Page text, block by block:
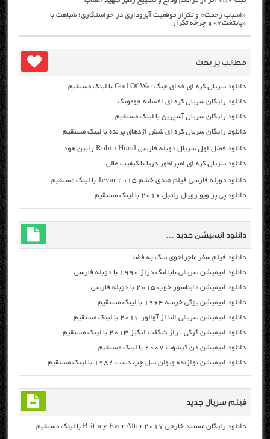
«اسباب زحمت» و تکرار موقعیت آبروداری در خواستگاری؛ شباهت با
«پایتخت۷» و چرخه تکرار
مطالب پر بحث
دانلود سریال کره ای خدای جنگ God Of War با لینک مستقیم
دانلود رایگان سریال کره ای افسانه جومونگ
دانلود رایگان سریال آسپرین با لینک مستقیم
دانلود رایگان سریال کره ای شش اژدهای پرنده با لینک مستقیم
دانلود فصل اول سریال دوبله فارسی Robin Hood رابین هود
دانلود سریال کره ای امپراطور دریا با کیفیت عالی
دانلود دوبله فارسی فیلم هندی خشم Tevar ۲۰۱۵ با لینک مستقیم
دانلود پی پر ویو رویال رامبل ۲۰۱۶ با لینک مستقیم
دانلود انیمیشن جدید …
دانلود فیلم سفر ماجراجوی سگ به فضا
دانلود انیمیشن سریالی بابا لنگ دراز ۱۹۹۰ با دوبله فارسی
دانلود انیمیشن دایناسور خوب ۲۰۱۵ با دوبله فارسی
دانلود انیمیشن یوگی خرسه ۱۹۶۴ با لینک مستقیم
دانلود انیمیشن سریالی النا از آوالور ۲۰۱۶ با لینک مستقیم
دانلود انیمیشن گرگی ، راز شگفت انگیز ۲۰۱۳ با لینک مستقیم
دانلود انیمیشن دن کیشوت ۲۰۰۷ با لینک مستقیم
دانلود انیمیشن نوازنده ویولن سل چپ دست ۱۹۸۲ با لینک مستقیم
فیلم سریال جدید
دانلود رایگان مسنتد خارجی Britney Ever After 2017 با لینک مستقیم